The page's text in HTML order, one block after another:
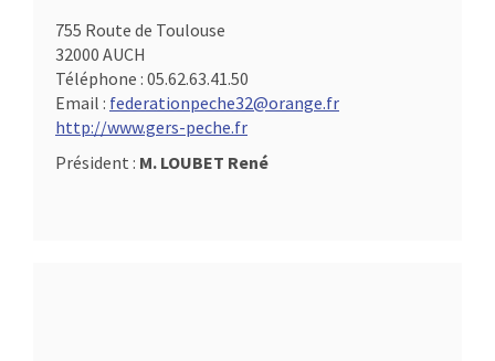
755 Route de Toulouse
32000 AUCH
Téléphone : 05.62.63.41.50
Email : federationpeche32@orange.fr
http://www.gers-peche.fr
Président : M. LOUBET René